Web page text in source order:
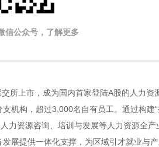
信公众号，了解更多
所上市，成为国内首家登陆A股的人力资
构，超过3,000名自有员工。通过构建“
力资源咨询、培训与发展等人力资源全
展提供一体化支撑，为区域引才就业与